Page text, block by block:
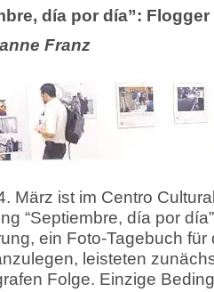
día por día”: Flogger
Franz
März ist im Centro
“Septiembre, día por
ein Foto-Tagebuch
leisteten
Folge. Einzige